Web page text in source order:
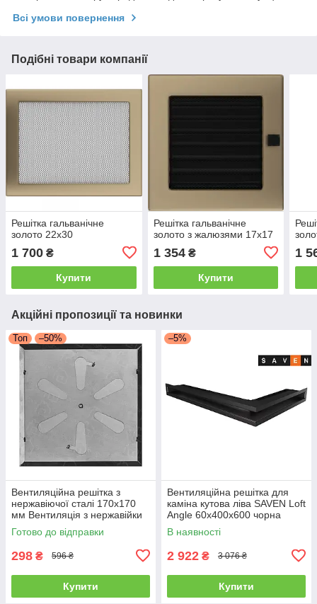
Всі умови повернення
Подібні товари компанії
Решітка гальванічне
золото 22x30
1 700 ₴
Купити
Решітка гальванічне
золото з жалюзями 17x17
1 354₴
Купити
1
Акційні пропозиції та новинки
Топ –50%
Вентиляційна решітка з
нержавіючої сталі 170x170
мм Вентиляція з нержавійки
для печі
Готово до відправки
298 ₴ 596 ₴
Купити
–5%
Вентиляційна решітка для
каміна кутова ліва SAVEN Loft
Angle 60х400х600 чорна
В наявності
2 922 ₴ 3 076 ₴
Купити